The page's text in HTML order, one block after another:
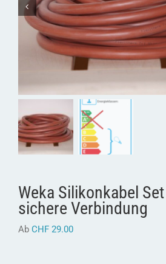
Weka Silikonkabel
sichere Verbindung
Ab CHF 29.00